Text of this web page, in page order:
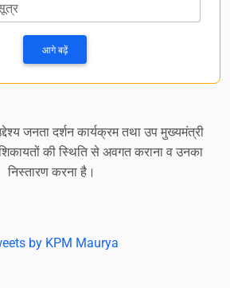
आगे बढ़ें
जनता दर्शन कार्यक्रम तथा उप मुख्यमंत्री
की स्थिति से अवगत कराना व उनका
निस्तारण करना है।
by KPM Maurya